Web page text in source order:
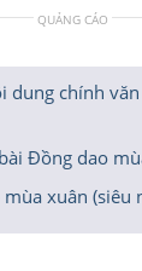
QUẢNG CÁO
dung chính
Đồng dao
xuân (siêu